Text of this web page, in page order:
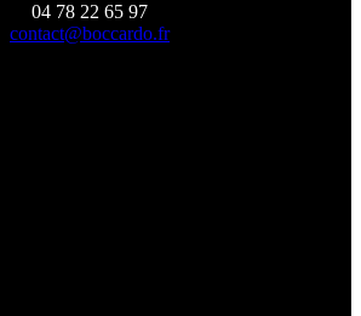
04 78 22 65 97
contact@boccardo.fr